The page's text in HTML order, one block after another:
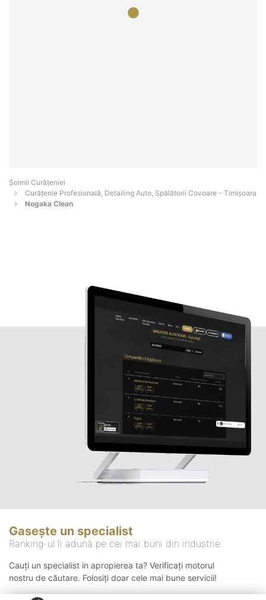
Șoimii Curățeniei
Curățenie Profesională, Detailing Auto, Spălătorii Covoare - Timişoara
Nogaka Clean
Gasește un specialist
Ranking-ul îi adună pe cei mai buni din industrie
Cauți un specialist in apropierea ta? Verificați motorul
nostru de căutare. Folosiți doar cele mai bune servicii!